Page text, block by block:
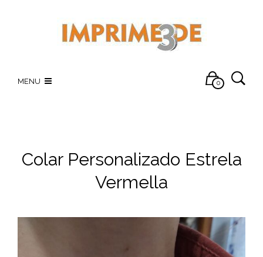
MENU 0
Colar Personalizado Estrela
Vermella